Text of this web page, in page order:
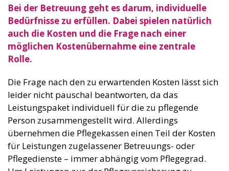
Bei der Betreuung geht es darum, individuelle
Bedürfnisse zu erfüllen. Dabei spielen natürlich
auch die Kosten und die Frage nach einer
möglichen Kostenübernahme eine zentrale
Rolle.
Die Frage nach den zu erwartenden Kosten lässt sich
leider nicht pauschal beantworten, da das
Leistungspaket individuell für die zu pflegende
Person zusammengestellt wird. Allerdings
übernehmen die Pflegekassen einen Teil der Kosten
für Leistungen zugelassener Betreuungs- oder
Pflegedienste – immer abhängig vom Pflegegrad.